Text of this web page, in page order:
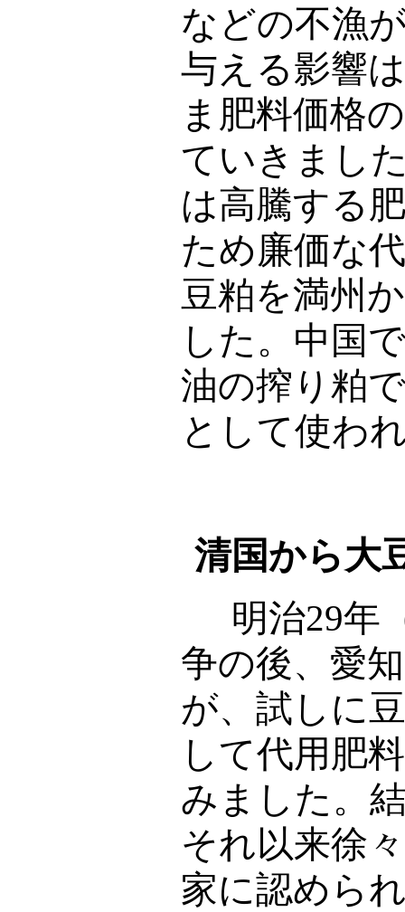
などの不漁
与える影響
ま肥料価格
ていきまし
は高騰する
ため廉価な
豆粕を満州
した。中国
油の搾り粕
として使わ
清国から大
明治29年
争の後、愛
が、試しに
して代用肥
みました。
それ以来徐
家に認めら